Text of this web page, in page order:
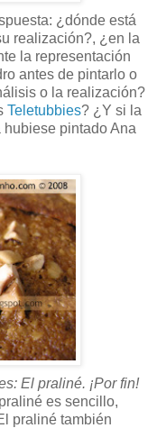
¿dónde está
realización?, ¿en la
la representación
antes de pintarlo o
o la realización?
Teletubbies? ¿Y si la
pintado Ana
El praliné. ¡Por fin!
es sencillo,
praliné también